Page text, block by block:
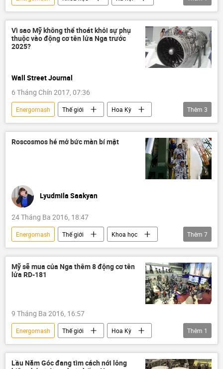
Liên bang Nga
Vì sao Mỹ không thể thoát khỏi sự phụ
thuộc vào động cơ tên lửa Nga trước
2025?
Wall Street Journal
6 Tháng Chín 2017, 07:36
Energomash Thế giới
Hoa Kỳ
Nga
Liên bang Nga tên lửa
Thêm 3
Roscosmos hé mở bức màn bí mật
Lyudmila Saakyan
24 Tháng Ba 2016, 18:47
Energomash Thế giới
Khoa học
Nga
Văn hóa
Xã hội
Liên bang Nga
Roscosmos
tên lửa vũ trụ
Thêm 7
Mỹ sẽ mua của Nga thêm 8 động cơ tên
lửa RD-181
9 Tháng Ba 2016, 16:57
Energomash Thế giới
Hoa Kỳ
RD-181
Thêm 1
Lầu Năm Góc đang tìm cách nới lỏng